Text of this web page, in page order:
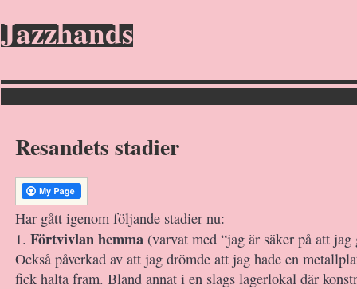
Jazzhands
Resandets stadier
Har gått igenom följande stadier nu:
1. Förtvivlan hemma (varvat med “jag är säker på att
Också påverkad av att jag drömde att jag hade en
fick halta fram. Bland annat i en slags lagerlokal där